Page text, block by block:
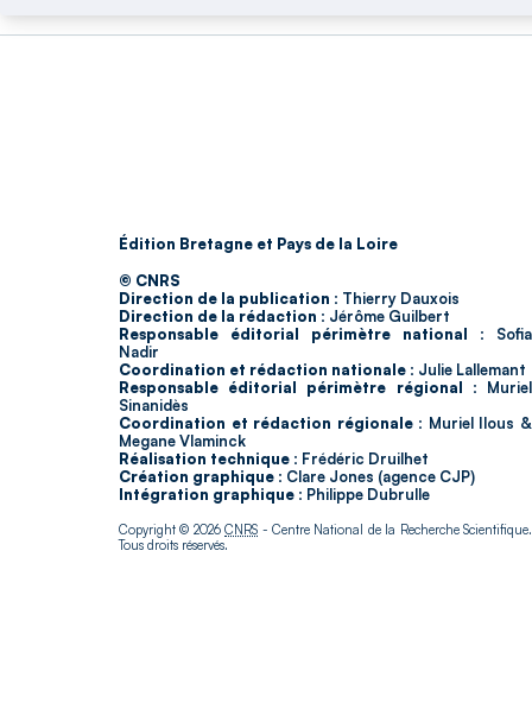
Édition Bretagne et Pays de la Loire
© CNRS
Direction de la publication : Thierry Dauxois
Direction de la rédaction : Jérôme Guilbert
Responsable éditorial périmètre national : Sofia
Nadir
Coordination et rédaction nationale : Julie Lallemant
Responsable éditorial périmètre régional : Muriel
Sinanidès
Coordination et rédaction régionale : Muriel Ilous &
Megane Vlaminck
Réalisation technique : Frédéric Druilhet
Création graphique : Clare Jones (agence CJP)
Intégration graphique : Philippe Dubrulle
Copyright © 2026CNRS - Centre National de la Recherche Scientifique.
Tous droits réservés.